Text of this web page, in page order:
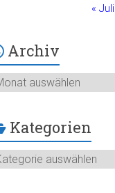
« Juli
Archiv
Kategorien